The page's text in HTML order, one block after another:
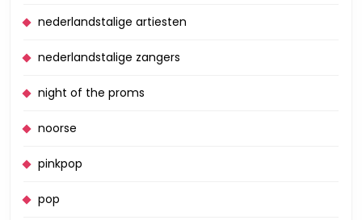
nederlandstalige artiesten
nederlandstalige zangers
night of the proms
noorse
pinkpop
pop